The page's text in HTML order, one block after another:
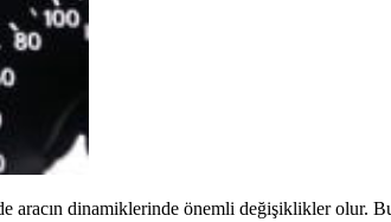
dinamiklerinde önemli değişiklikler olur. Bu